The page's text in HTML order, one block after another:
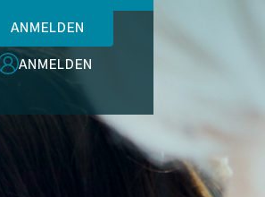
ANMELDEN
ANMELDEN